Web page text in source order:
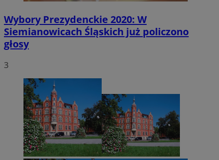
Wybory Prezydenckie 2020: W
Siemianowicach Śląskich już policzono
głosy
3